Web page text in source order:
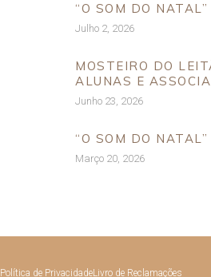
“O SOM DO
Julho 2, 2026
MOSTEIRO DO
ALUNAS E
Junho 23, 2026
“O SOM DO
Março 20, 2026
Política de PrivacidadeLivro de Reclamações